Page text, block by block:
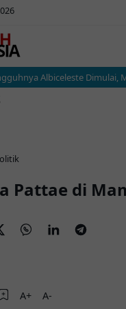
Albiceleste Dimulai,
Pattae di